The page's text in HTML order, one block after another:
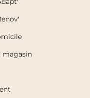
magasin